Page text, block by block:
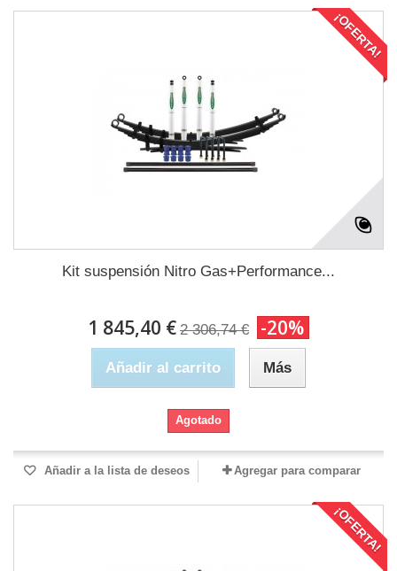
¡OFERTA!
Kit suspensión Nitro Gas+Performance...
1 845,40 € 2 306,74 € -20%
Añadir al carrito Más
Agotado
Añadir a la lista de deseos Agregar para comparar
¡OFERTA!